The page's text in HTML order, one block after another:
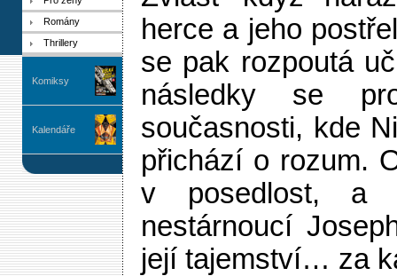
Romány
Thrillery
Komiksy
Kalendáře
herce a jeho
se pak rozpoutá
následky se
současnosti, kde
přichází o rozum.
v posedlost, a
nestárnoucí
její tajemství… za